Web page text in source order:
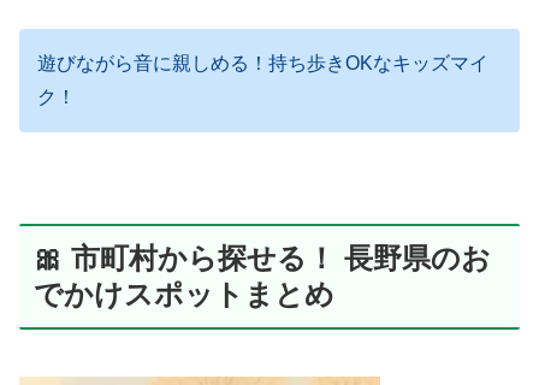
遊びながら音に親しめる！持ち歩きOKなキッズマイ
ク！
🎀 市町村から探せる！ 長野県のお
でかけスポットまとめ